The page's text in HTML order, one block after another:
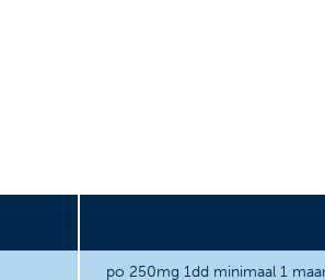
po 250mg 1dd minimaal 1